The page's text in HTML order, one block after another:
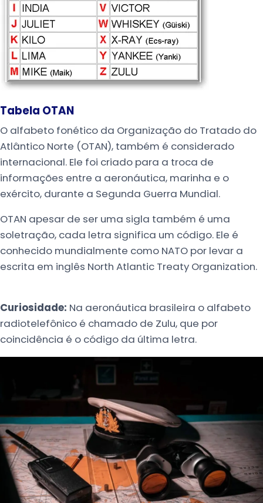
Tabela OTAN
O alfabeto fonético da Organização do Tratado do
Atlântico Norte (OTAN), também é considerado
internacional. Ele foi criado para a troca de
informações entre a aeronáutica, marinha e o
exército, durante a Segunda Guerra Mundial.
OTAN apesar de ser uma sigla também é uma
soletração, cada letra significa um código. Ele é
conhecido mundialmente como NATO por levar a
escrita em inglês North Atlantic Treaty Organization.
Curiosidade: Na aeronáutica brasileira o alfabeto
radiotelefônico é chamado de Zulu, que por
coincidência é o código da última letra.